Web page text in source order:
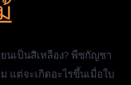
นเป็นสีเหลือง? พืชกัญชา
แต่จะเกิดอะไรขึ้นเมื่อใบ